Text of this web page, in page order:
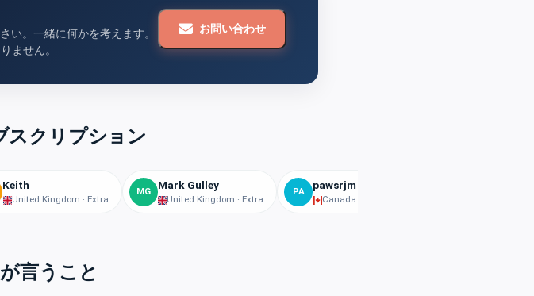
い。一緒に何かを考えます。
ません。
お問い合わせ
スクリプション
Keith
United Kingdom · Extra
MG Mark Gulley
United Kingdom · Extra
PA pawsrjm
Canada · Basic
言うこと